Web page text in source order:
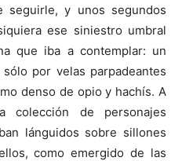
seguirle, y unos segundos
ese siniestro umbral
que iba a contemplar: un
por velas parpadeantes
denso de opio y hachís. A
colección de personajes
lánguidos sobre sillones
como emergido de las